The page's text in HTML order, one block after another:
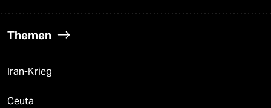
Themen
Iran-Krieg
Ceuta